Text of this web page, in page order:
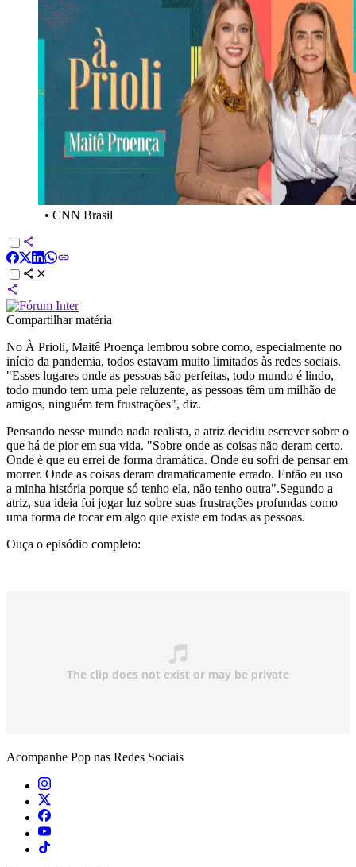
• CNN Brasil
Compartilhar matéria
No À Prioli, Maitê Proença lembrou sobre como, especialmente no
início da pandemia, todos estavam muito limitados às redes sociais.
"Esses lugares onde as pessoas são perfeitas, todo mundo é lindo,
todo mundo tem uma pele reluzente, as pessoas têm um milhão de
amigos, ninguém tem frustrações", diz.
Pensando nesse mundo nada realista, a atriz decidiu escrever sobre o
que há de pior em sua vida. "Sobre onde as coisas não deram certo.
Onde é que eu errei de forma dramática. Onde eu sofri de pensar em
morrer. Onde as coisas deram dramaticamente errado. Então eu uso
a minha história porque só tenho ela, não tenho outra".Segundo a
atriz, sua ideia foi jogar luz sobre suas frustrações profundas como
uma forma de tocar em algo que existe em todas as pessoas.
Ouça o episódio completo:
Acompanhe Pop nas Redes Sociais